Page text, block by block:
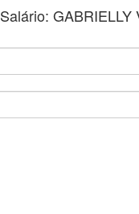
Salário: